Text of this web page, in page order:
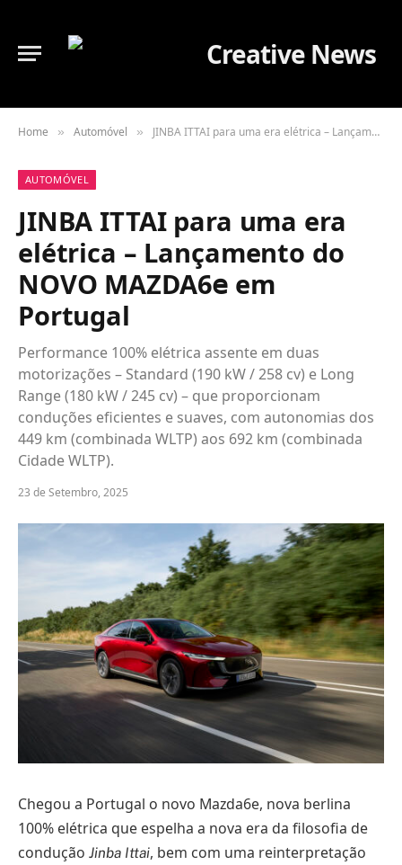
Home » Automóvel » JINBA ITTAI para uma era elétrica – Lançamento do NOVO MAZDA6𝖾 em Portugal
AUTOMÓVEL
JINBA ITTAI para uma era
elétrica – Lançamento do
NOVO MAZDA6𝖾 em
Portugal
Performance 100% elétrica assente em duas
motorizações – Standard (190 kW / 258 cv) e Long
Range (180 kW / 245 cv) – que proporcionam
conduções eficientes e suaves, com autonomias dos
449 km (combinada WLTP) aos 692 km (combinada
Cidade WLTP).
23 de Setembro, 2025
Chegou a Portugal o novo Mazda6e, nova berlina
100% elétrica que espelha a nova era da filosofia de
condução Jinba Ittai, bem com uma reinterpretação